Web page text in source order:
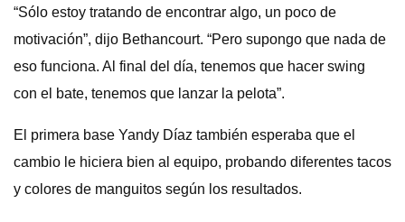
“Sólo estoy tratando de encontrar algo, un poco de
motivación”, dijo Bethancourt. “Pero supongo que nada de
eso funciona. Al final del día, tenemos que hacer swing
con el bate, tenemos que lanzar la pelota”.
El primera base Yandy Díaz también esperaba que el
cambio le hiciera bien al equipo, probando diferentes tacos
y colores de manguitos según los resultados.